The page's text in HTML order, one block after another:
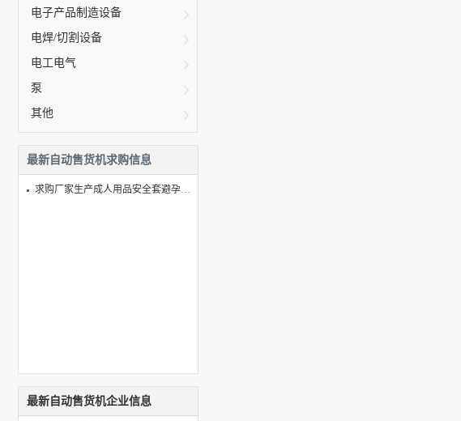
电子产品制造设备
电焊/切割设备
电工电气
泵
其他
最新自动售货机求购信息
求购厂家生产成人用品安全套避孕套无人售货机自动售货机
最新自动售货机企业信息